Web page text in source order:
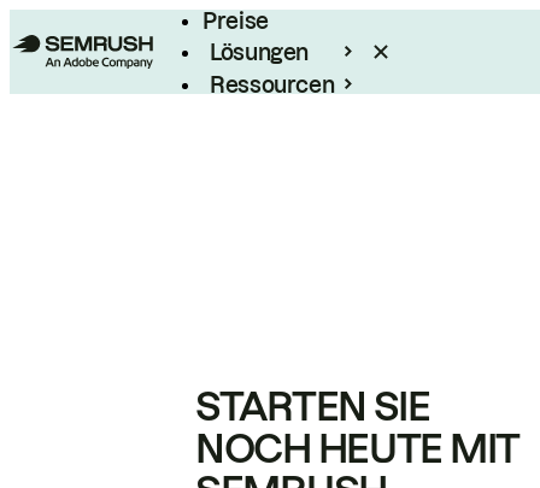
Preise
Lösungen
Ressourcen
STARTEN SIE
NOCH HEUTE MIT